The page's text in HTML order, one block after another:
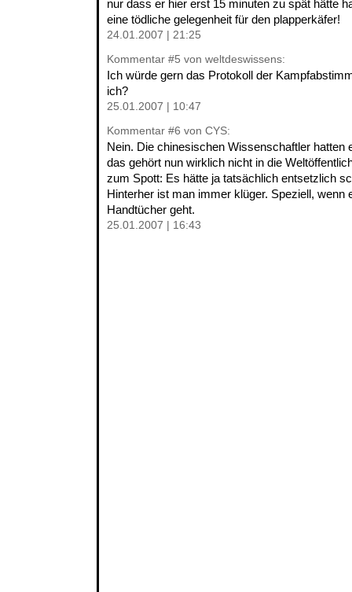
nur dass er hier erst 15 minuten zu spät hätte
eine tödliche gelegenheit für den plapperkäfer!
24.01.2007 | 21:25
Kommentar #5 von weltdeswissens:
Ich würde gern das Protokoll der
ich?
25.01.2007 | 10:47
Kommentar #6 von CYS:
Nein. Die chinesischen Wissenschaftler hatten
das gehört nun wirklich nicht in die
zum Spott: Es hätte ja tatsächlich entsetzlich
Hinterher ist man immer klüger. Speziell, wenn
Handtücher geht.
25.01.2007 | 16:43